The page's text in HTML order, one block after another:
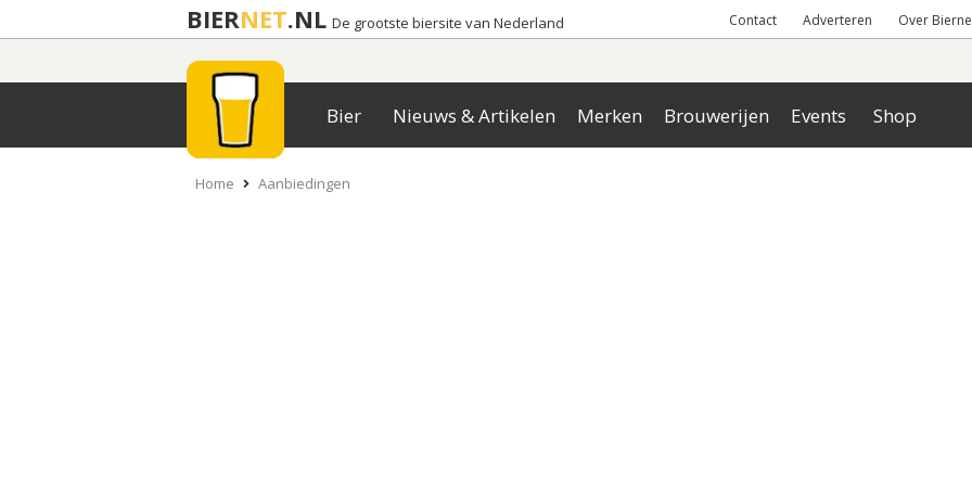
BIERNET.NL De grootste biersite van Nederland Contact Adverteren Over
Bier Nieuws & Artikelen Merken Brouwerijen Events Shop
Home Aanbiedingen